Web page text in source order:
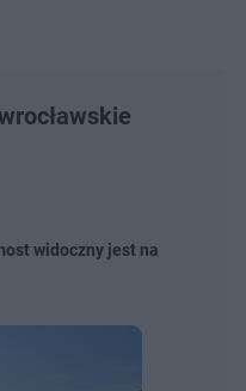
widoczny jest na